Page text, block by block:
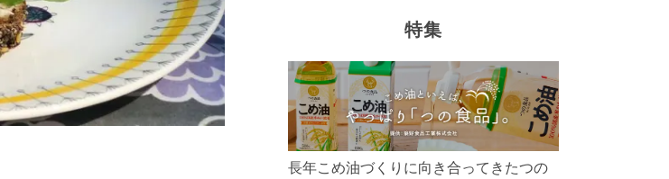
特集
長年こめ油づくりに向き合ってきたつの